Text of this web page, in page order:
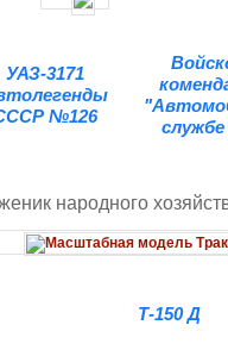
УАЗ-3171
№126
народного
Т-150 Д